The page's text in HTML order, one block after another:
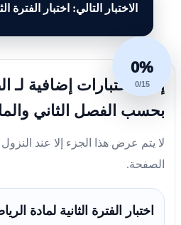
الاختبار التالي: اختبار الفترة
0%
0/15
إليك اختبارات إضافية
بحسب الفصل الثاني
لا يتم عرض هذا الجزء إلا عند
الصفحة.
اختبار الفترة الثانية لمادة